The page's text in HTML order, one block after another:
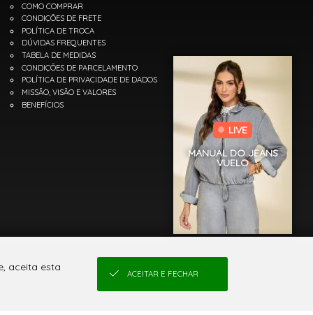
COMO COMPRAR
CONDIÇÕES DE FRETE
POLÍTICA DE TROCA
DÚVIDAS FREQUENTES
TABELA DE MEDIDAS
CONDIÇÕES DE PARCELAMENTO
POLÍTICA DE PRIVACIDADE DE DADOS
MISSÃO, VISÃO E VALORES
BENEFÍCIOS
LIVE
MANUAL DO JEANS
VUELO
aceita esta
ACEITAR E FECHAR